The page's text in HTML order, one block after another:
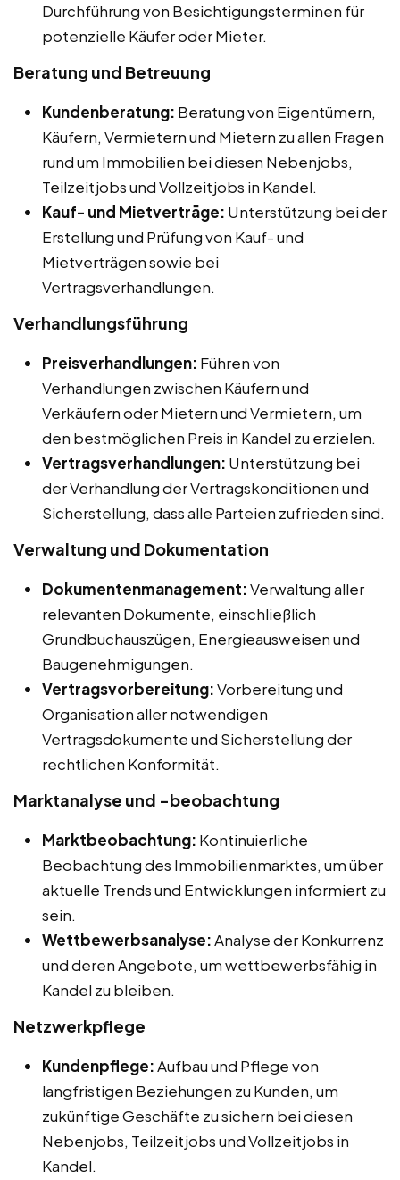
Durchführung von Besichtigungsterminen für
potenzielle Käufer oder Mieter.
Beratung und Betreuung
Kundenberatung: Beratung von Eigentümern,
Käufern, Vermietern und Mietern zu allen Fragen
rund um Immobilien bei diesen Nebenjobs,
Teilzeitjobs und Vollzeitjobs in Kandel.
Kauf- und Mietverträge: Unterstützung bei der
Erstellung und Prüfung von Kauf- und
Mietverträgen sowie bei
Vertragsverhandlungen.
Verhandlungsführung
Preisverhandlungen: Führen von
Verhandlungen zwischen Käufern und
Verkäufern oder Mietern und Vermietern, um
den bestmöglichen Preis in Kandel zu erzielen.
Vertragsverhandlungen: Unterstützung bei
der Verhandlung der Vertragskonditionen und
Sicherstellung, dass alle Parteien zufrieden sind.
Verwaltung und Dokumentation
Dokumentenmanagement:Verwaltung aller
relevanten Dokumente, einschließlich
Grundbuchauszügen, Energieausweisen und
Baugenehmigungen.
Vertragsvorbereitung:Vorbereitung und
Organisation aller notwendigen
Vertragsdokumente und Sicherstellung der
rechtlichen Konformität.
Marktanalyse und -beobachtung
Marktbeobachtung: Kontinuierliche
Beobachtung des Immobilienmarktes, um über
aktuelle Trends und Entwicklungen informiert zu
sein.
Wettbewerbsanalyse:Analyse der Konkurrenz
und deren Angebote, um wettbewerbsfähig in
Kandel zu bleiben.
Netzwerkpflege
Kundenpflege:Aufbau und Pflege von
langfristigen Beziehungen zu Kunden, um
zukünftige Geschäfte zu sichern bei diesen
Nebenjobs, Teilzeitjobs und Vollzeitjobs in
Kandel.